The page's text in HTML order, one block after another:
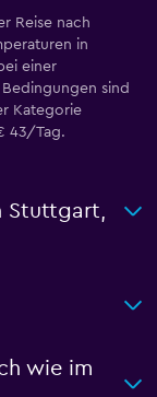
Reise nach
in
einer
sind
Kategorie
43/Tag.
Stuttgart,
wie im